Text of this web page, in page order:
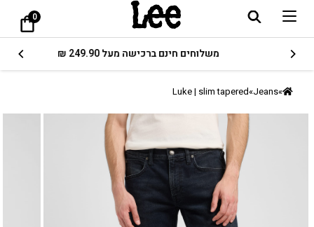
0
משלוחים חינם ברכישה מעל 249.90 ₪
»
Jeans
»
Luke | slim tapered